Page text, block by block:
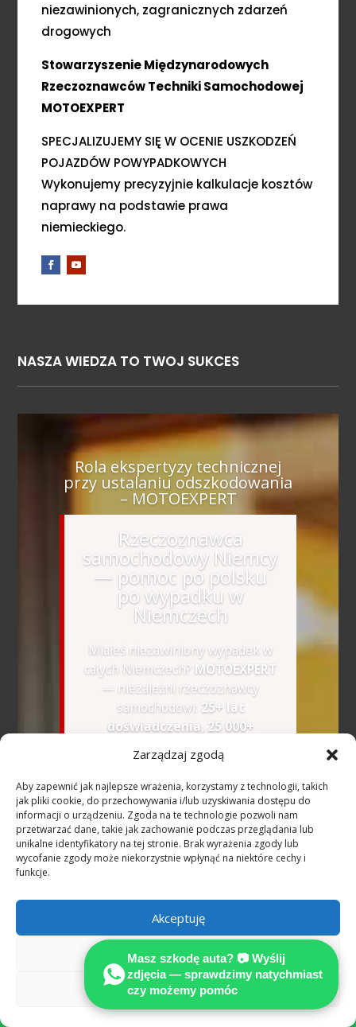
Zarządzaj zgodą
Aby zapewnić jak najlepsze wrażenia, korzystamy z technologii, takich
jak pliki cookie, do przechowywania i/lub uzyskiwania dostępu do
informacji o urządzeniu. Zgoda na te technologie pozwoli nam
przetwarzać dane, takie jak zachowanie podczas przeglądania lub
unikalne identyfikatory na tej stronie. Brak wyrażenia zgody lub
wycofanie zgody może niekorzystnie wpłynąć na niektóre cechy i
funkcje.
Akceptuję
Odmów
Zobacz preferencje
niezawinionych, zagranicznych zdarzeń
drogowych
Stowarzyszenie Międzynarodowych
Rzeczoznawców Techniki Samochodowej
MOTOEXPERT
SPECJALIZUJEMY SIĘ W OCENIE USZKODZEŃ
POJAZDÓW POWYPADKOWYCH
Wykonujemy precyzyjnie kalkulacje kosztów
naprawy na podstawie prawa
niemieckiego.
NASZA WIEDZA TO TWOJ SUKCES
Rola ekspertyzy technicznej
przy ustalaniu odszkodowania
– MOTOEXPERT
Rzeczoznawca
samochodowy Niemcy
— pomoc po polsku
po wypadku w
Niemczech
Miałeś niezawiniony wypadek w
całych Niemczech? MOTOEXPERT
— niezależni rzeczoznawcy
samochodowi: 25+ lat
doświadczenia, 25 000+
miejscu (A1–A9 i cała sieć
autostrad DE). Przy szkodzie z OC
sprawcy i jednoznacznej
odpowiedzialności uzasadnione
koszty rzeczoznawcy co do zasady
pokrywa ubezpieczyciel sprawcy
Розмовляємо українською
—WhatsApp українською
📷 Wyślij zdjęcia na

Masz szkodę auta? 📷 Wyślij
zdjęcia — sprawdzimy natychmiast
czy możemy pomóc